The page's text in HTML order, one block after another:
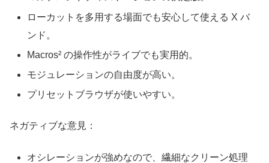
ローカットを多用する場面でも安心して使える X バ
ンド。
Macros² の操作性がライブでも実用的。
モジュレーションの自由度が高い。
プリセットブラウザが使いやすい。
ネガティブな意見：
オシレーションが強めなので、繊細なクリーン処理